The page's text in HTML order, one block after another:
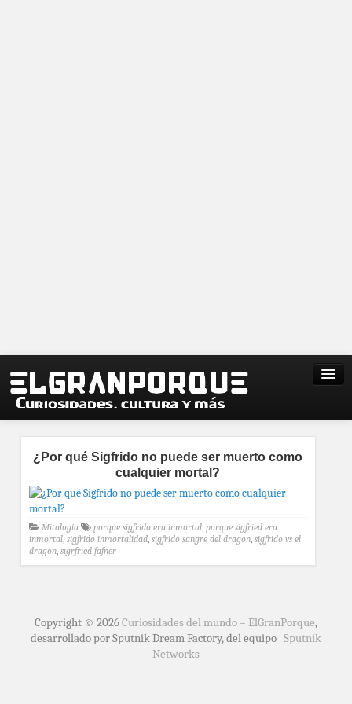
¿Por qué Sigfrido no puede ser muerto como
cualquier mortal?
Mitología porque sigfrido era inmortal, porque sigfried era
inmortal, sigfrido inmortalidad, sigfrido sangre del dragon, sigfrido vs el
dragon, sigrfried fafner
Copyright © 2026Curiosidades del mundo – ElGranPorque,
desarrollado por Sputnik Dream Factory, del equipo Sputnik
Networks